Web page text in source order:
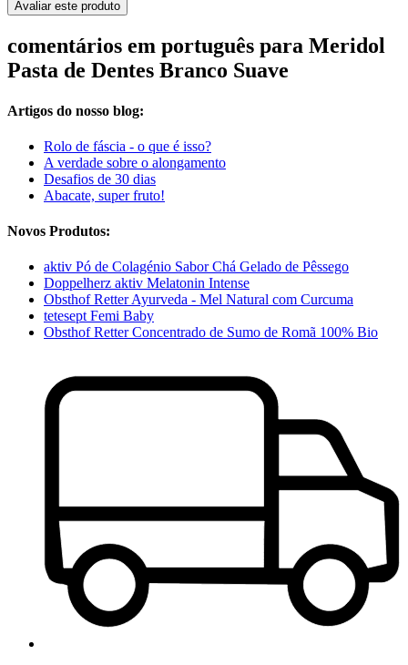
Avaliar este produto
comentários em português para Meridol
Pasta de Dentes Branco Suave
Artigos do nosso blog:
Rolo de fáscia - o que é isso?
A verdade sobre o alongamento
Desafios de 30 dias
Abacate, super fruto!
Novos Produtos:
aktiv Pó de Colagénio Sabor Chá Gelado de Pêssego
Doppelherz aktiv Melatonin Intense
Obsthof Retter Ayurveda - Mel Natural com Curcuma
tetesept Femi Baby
Obsthof Retter Concentrado de Sumo de Romã 100% Bio